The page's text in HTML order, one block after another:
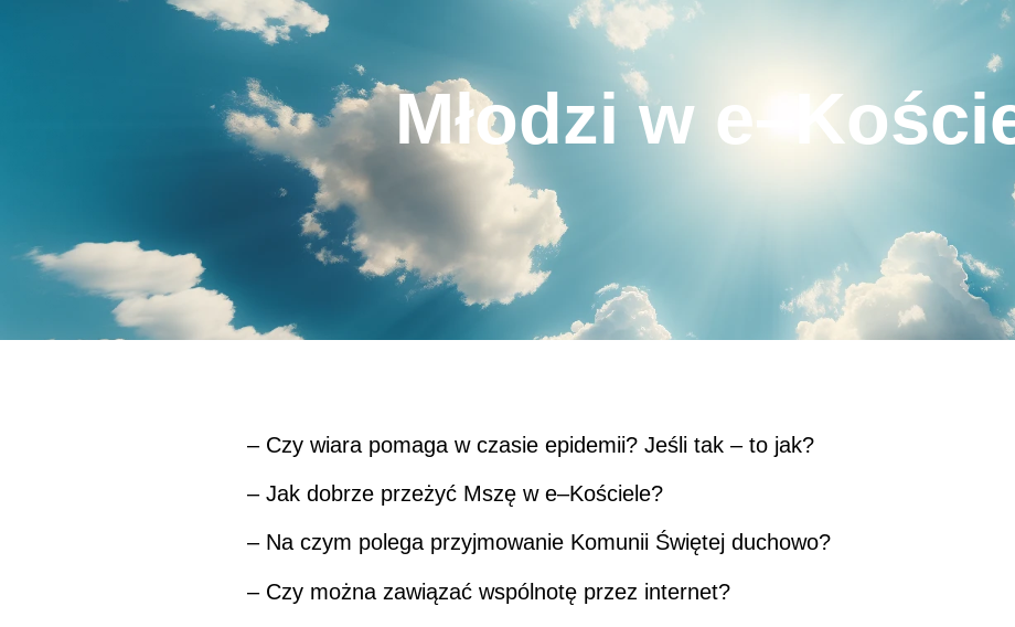
Młodzi w
– Czy wiara pomaga w czasie epidemii? Jeśli tak – to jak?
– Jak dobrze przeżyć Mszę w e–Kościele?
– Na czym polega przyjmowanie Komunii Świętej duchowo?
– Czy można zawiązać wspólnotę przez internet?